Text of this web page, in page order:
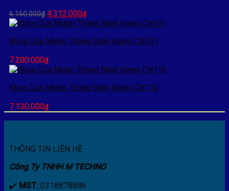
6.160.000₫ Giá
gốc
6.160.000₫.
4.312.000₫Giá
hiện
là:
Khóa Cửa Nhôm Thông Minh Kaimi CN101
7.200.000₫
Khóa Cửa Nhôm Thông Minh Kaimi CN110
7.130.000₫
THÔNG TIN LIÊN HỆ
Công Ty TNHH M TECHNO
✔️ MST:0318878886